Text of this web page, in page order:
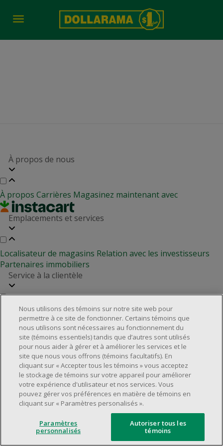
Toggle
À propos de nous
À propos Carrières Magasinez maintenant avec
Emplacements et services
Localisateur de magasins Relation avec les investisseurs
Partenaires immobiliers
Service à la clientèle
Foire aux questionsRappels de produitsNous joindre
Gestion des témoins
©2025 Dollarama Inc. Tous droits réservés.
Aspects juridiques
Politique d'accessibilité
Nous utilisons des témoins sur notre site web pour
permettre à ce site de fonctionner. Certains témoins que
nous utilisons sont nécessaires au fonctionnement du
site (témoins essentiels) tandis que d’autres sont utilisés
pour nous aider à gérer et à améliorer les services et le
site que nous vous offrons (témoins facultatifs). En
cliquant sur « Accepter tous les témoins » vous acceptez
le stockage de témoins sur votre appareil pour améliorer
votre expérience d'utilisateur et nos services. Vous
pouvez gérer vos préférences en matière de témoins en
cliquant sur « Paramètres personalisés ».
Paramètres
personnalisés
Autoriser tous les
témoins